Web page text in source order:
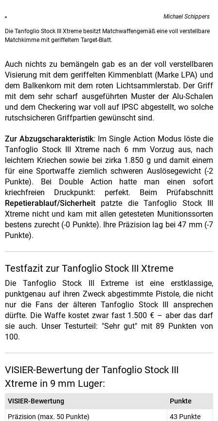
Michael Schippers
Die Tanfoglio Stock III Xtreme besitzt Matchwaffengemäß eine voll verstellbare
Matchkimme mit geriffeltem Target-Blatt.
Auch nichts zu bemängeln gab es an der voll verstellbaren
Visierung mit dem geriffelten Kimmenblatt (Marke LPA) und
dem Balkenkorn mit dem roten Lichtsammlerstab. Der Griff
mit dem sehr scharf ausgeführten Muster der Alu-Schalen
und dem Checkering war voll auf IPSC abgestellt, wo solche
rutschsicheren Griffpartien gewünscht sind.
Zur Abzugscharakteristik: Im Single Action Modus löste die
Tanfoglio Stock III Xtreme nach 6 mm Vorzug aus, nach
leichtem Kriechen sowie bei zirka 1.850 g und damit einem
für eine Sportwaffe ziemlich schweren Auslösegewicht (-2
Punkte). Bei Double Action hatte man einen sofort
kriechfreien Druckpunkt: perfekt. Beim Prüfabschnitt
Repetierablauf/Sicherheit patzte die Tanfoglio Stock III
Xtreme nicht und kam mit allen getesteten Munitionssorten
bestens zurecht (-0 Punkte). Ihre Präzision lag bei 47 mm (-7
Punkte).
Testfazit zur Tanfoglio Stock III Xtreme
Die Tanfoglio Stock III Extreme ist eine erstklassige,
punktgenau auf ihren Zweck abgestimmte Pistole, die nicht
nur die Fans der älteren Tanfoglio Stock III ansprechen
dürfte. Die Waffe kostet zwar fast 1.500 € – aber das darf
sie auch. Unser Testurteil: "Sehr gut" mit 89 Punkten von
100.
VISIER-Bewertung der Tanfoglio Stock III
Xtreme in 9 mm Luger:
VISIER-Bewertung
Punkte
Präzision (max. 50 Punkte)
43 Punkte